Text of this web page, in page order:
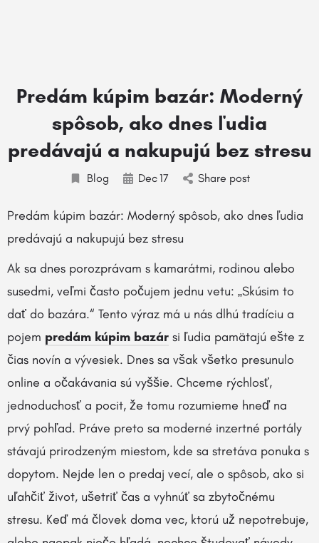
Predám kúpim bazár: Moderný
spôsob, ako dnes ľudia
predávajú a nakupujú bez stresu
Blog Dec17 Share post
Predám kúpim bazár: Moderný spôsob, ako dnes ľudia
predávajú a nakupujú bez stresu
Ak sa dnes porozprávam s kamarátmi, rodinou alebo
susedmi, veľmi často počujem jednu vetu: „Skúsim to
dať do bazára.“ Tento výraz má u nás dlhú tradíciu a
pojem predám kúpim bazár si ľudia pamätajú ešte z
čias novín a vývesiek. Dnes sa však všetko presunulo
online a očakávania sú vyššie. Chceme rýchlosť,
jednoduchosť a pocit, že tomu rozumieme hneď na
prvý pohľad. Práve preto sa moderné inzertné portály
stávajú prirodzeným miestom, kde sa stretáva ponuka s
dopytom. Nejde len o predaj vecí, ale o spôsob, ako si
uľahčiť život, ušetriť čas a vyhnúť sa zbytočnému
stresu. Keď má človek doma vec, ktorú už nepotrebuje,